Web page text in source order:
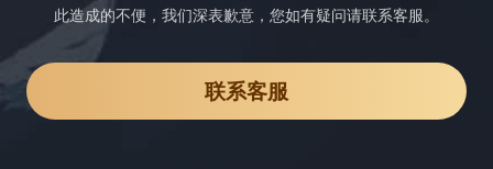
此造成的不便，我们深表歉意，您如有疑问请联系客服。
联系客服